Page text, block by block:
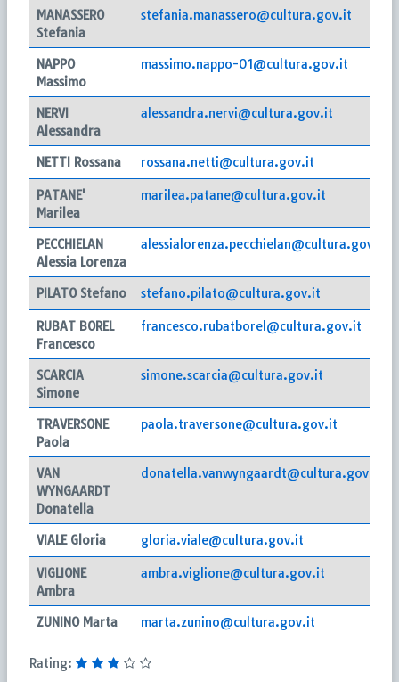
MANASSERO
Stefania
stefania.manassero@cultura.gov.it
NAPPO
Massimo
massimo.nappo-01@cultura.gov.it
NERVI
Alessandra
alessandra.nervi@cultura.gov.it
NETTI Rossana rossana.netti@cultura.gov.it
PATANE'
Marilea
marilea.patane@cultura.gov.it
PECCHIELAN
Alessia Lorenza
alessialorenza.pecchielan@cultura.gov.it
PILATO Stefano stefano.pilato@cultura.gov.it
RUBAT BOREL
Francesco
francesco.rubatborel@cultura.gov.it
SCARCIA
Simone
simone.scarcia@cultura.gov.it
TRAVERSONE
Paola
paola.traversone@cultura.gov.it
VAN
WYNGAARDT
Donatella
donatella.vanwyngaardt@cultura.gov.it
VIALE Gloria gloria.viale@cultura.gov.it
VIGLIONE
Ambra
ambra.viglione@cultura.gov.it
ZUNINO Marta marta.zunino@cultura.gov.it
Rating: